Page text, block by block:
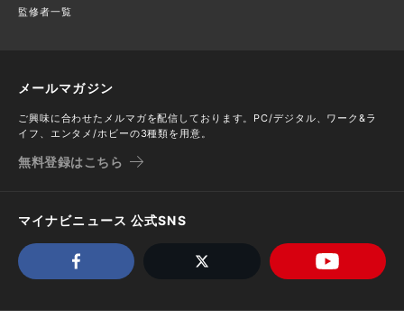
監修者一覧
メールマガジン
ご興味に合わせたメルマガを配信しております。PC/デジタル、ワーク&ラ
イフ、エンタメ/ホビーの3種類を用意。
無料登録はこちら
マイナビニュース 公式SNS